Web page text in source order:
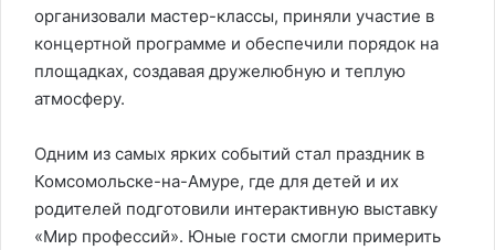
организовали мастер-классы, приняли участие в
концертной программе и обеспечили порядок на
площадках, создавая дружелюбную и теплую
атмосферу.
Одним из самых ярких событий стал праздник в
Комсомольске-на-Амуре, где для детей и их
родителей подготовили интерактивную выставку
«Мир профессий». Юные гости смогли примерить